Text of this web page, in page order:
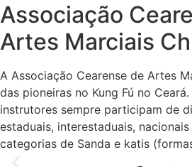
Associação
Artes Marciais
A Associação Cearense de Artes
das pioneiras no Kung Fú no
instrutores sempre participam de
estaduais, interestaduais,
categorias de Sanda e katis